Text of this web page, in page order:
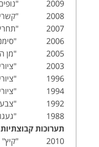
2009 "נופים צבעוניים" מכון גנטיקה, בית חולים סורוקה
2008 "קשרים פתוחים" ,תחריטים רקומים, סימגלרי, מושב מגדים
2007 "תחריטים +", בית האמנים בנגב, ב"ש
2006 "סימנים", אוניברסיטת בן-גוריון
2005 "מן הנוף", גלריה "הבית בדפנה",עומר
2003 "ציורים", בית שרת , גבעתיים
1996 "ציורים",גלריה עמליה ארבל, ראשל"צ
1994 "ציורי אקוורל", גלריה "ציאורים", קיבוץ אורים
1992 "צבע מקומי",קונסרבטוריון , ב"ש
1988 "געגועים",מוזיאון לאומנות הבדואים ע"ש ג'ו-אלון , קיבוץ להב
תערוכות קבוצתיות
2010 "קיץ" על הגבעה, גלריה לאמנות , מיתר